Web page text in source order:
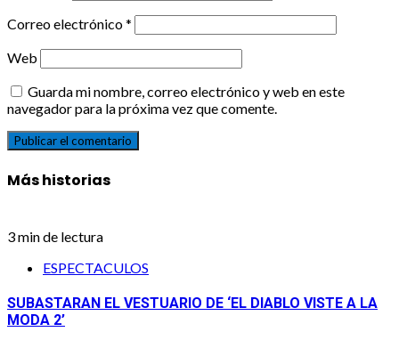
Correo electrónico*
Web
Guarda mi nombre, correo electrónico y web en este
navegador para la próxima vez que comente.
Más historias
3 min de lectura
ESPECTACULOS
SUBASTARAN EL VESTUARIO DE ‘EL DIABLO VISTE A LA
MODA 2’